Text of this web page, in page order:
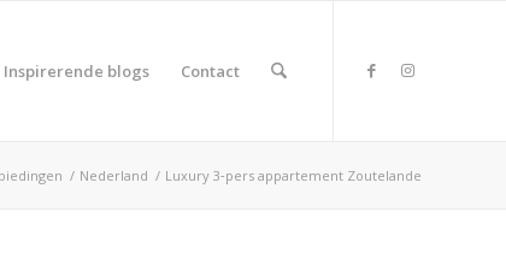
Inspirerende blogs Contact
/ Nederland / Luxury 3‑pers appartement Zoutelande